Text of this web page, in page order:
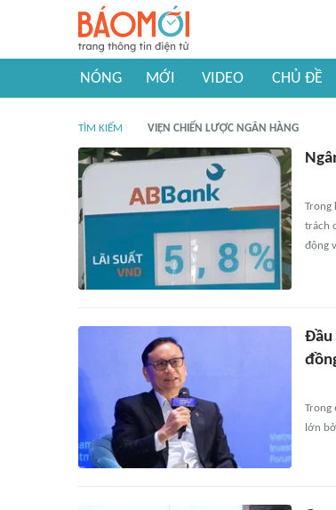
NÓNG MỚI VIDEO CHỦ ĐỀ
TÌM KIẾM VIỆN CHIẾN LƯỢC NGÂN HÀNG
Trong
trách
động
Đầu
Trong
lớn